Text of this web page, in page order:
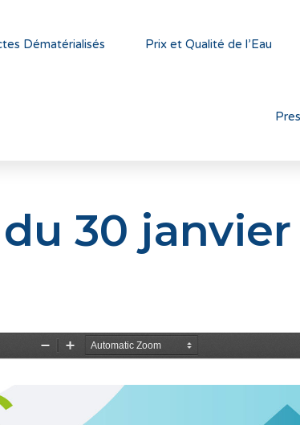
Dématérialisés Prix et Qualité de l’Eau
30